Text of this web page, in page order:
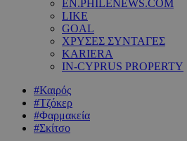
EN.PHILENEWS.COM
LIKE
GOAL
ΧΡΥΣΕΣ ΣΥΝΤΑΓΕΣ
KARIERA
IN-CYPRUS PROPERTY
#Καιρός
#Τζόκερ
#Φαρμακεία
#Σκίτσο